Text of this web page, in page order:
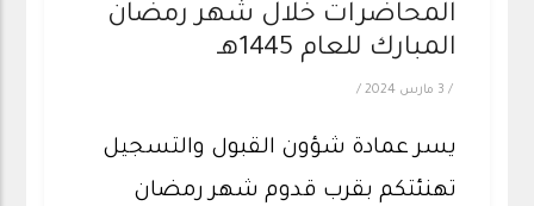
المحاضرات خلال شهر رمضان
المبارك للعام 1445هـ
/ 3 مارس 2024 /
يسر عمادة شؤون القبول والتسجيل
تهنئتكم بقرب قدوم شهر رمضان